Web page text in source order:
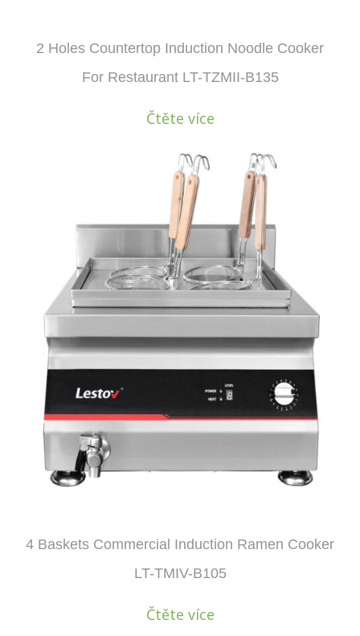
2 Holes Countertop Induction Noodle Cooker
For Restaurant LT-TZMII-B135
Čtěte více
4 Baskets Commercial Induction Ramen Cooker
LT-TMIV-B105
Čtěte více